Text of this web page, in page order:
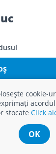
cookie-
stocate Click
OK